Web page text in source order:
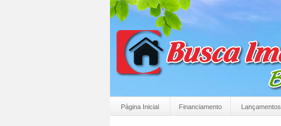
Página Inicial Financiamento Lançamentos